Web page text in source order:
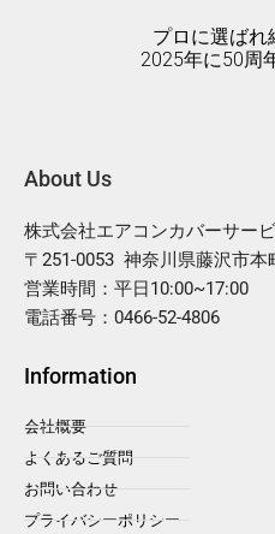
プロに選ばれ
2025年に50周
About Us
株式会社エアコンカバーサー
〒251-0053 神奈川県藤沢市本
営業時間：平日10:00~17:00
電話番号：0466-52-4806
Information
会社概要
よくあるご質問
お問い合わせ
プライバシーポリシー